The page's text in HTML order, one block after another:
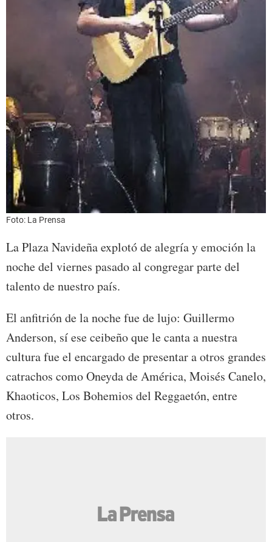
Foto: La Prensa
La Plaza Navideña explotó de alegría y emoción la
noche del viernes pasado al congregar parte del
talento de nuestro país.
El anfitrión de la noche fue de lujo: Guillermo
Anderson, sí ese ceibeño que le canta a nuestra
cultura fue el encargado de presentar a otros grandes
catrachos como Oneyda de América, Moisés Canelo,
Khaoticos, Los Bohemios del Reggaetón, entre
otros.